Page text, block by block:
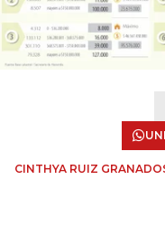
CINTHYA RUIZ